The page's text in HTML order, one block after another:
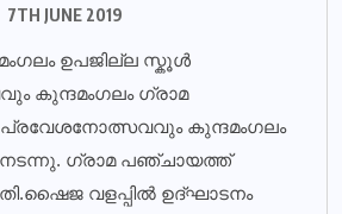
7TH JUNE 2019
ഉപജില്ല സ്കൂൾ
കുന്ദമംഗലം ഗ്രാമ
കുന്ദമംഗലം
ഗ്രാമ പഞ്ചായത്ത്
വളപ്പിൽ ഉദ്ഘാടനം